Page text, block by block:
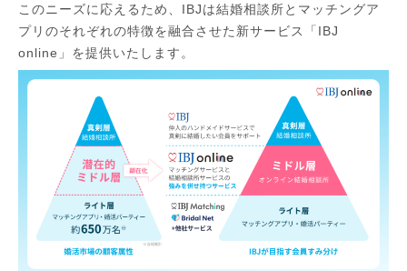
このニーズに応えるため、IBJは結婚相談所とマッチングア
プリのそれぞれの特徴を融合させた新サービス「IBJ
online」を提供いたします。